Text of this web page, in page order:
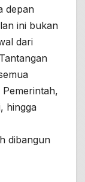
depan
ini bukan
dari
hingga
dibangun